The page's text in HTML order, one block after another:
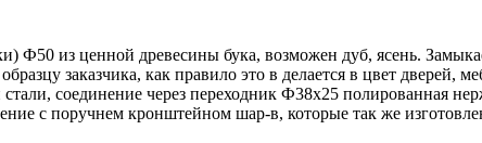
Ф50 из ценной древесины бука, возможен дуб, ясень.
заказчика, как правило это в делается в цвет дверей,
соединение через переходник Ф38х25 полированная
с поручнем кронштейном шар-в, которые так же